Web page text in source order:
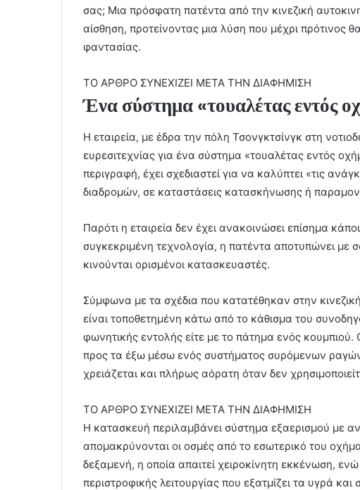
σας; Μια πρόσφατη πατέντα από την κινεζική
αίσθηση, προτείνοντας μια λύση που μέχρι πρότινος
φαντασίας.
ΤΟ ΑΡΘΡΟ ΣΥΝΕΧΙΖΕΙ ΜΕΤΑ ΤΗΝ ΔΙΑΦΗΜΙΣΗ
Ένα σύστημα «τουαλέτας εντός
Η εταιρεία, με έδρα την πόλη Τσονγκτσίνγκ στη
ευρεσιτεχνίας για ένα σύστημα «τουαλέτας εντός
περιγραφή, έχει σχεδιαστεί για να καλύπτει «τις
διαδρομών, σε καταστάσεις κατασκήνωσης ή
Παρότι η εταιρεία δεν έχει ανακοινώσει επίσημα
συγκεκριμένη τεχνολογία, η πατέντα αποτυπώνει με
κινούνται ορισμένοι κατασκευαστές.
Σύμφωνα με τα σχέδια που κατατέθηκαν στην
είναι τοποθετημένη κάτω από το κάθισμα του
φωνητικής εντολής είτε με το πάτημα ενός κουμπιού.
προς τα έξω μέσω ενός συστήματος συρόμενων
χρειάζεται και πλήρως αόρατη όταν δεν
ΤΟ ΑΡΘΡΟ ΣΥΝΕΧΙΖΕΙ ΜΕΤΑ ΤΗΝ ΔΙΑΦΗΜΙΣΗ
Η κατασκευή περιλαμβάνει σύστημα εξαερισμού με
απομακρύνονται οι οσμές από το εσωτερικό του
δεξαμενή, η οποία απαιτεί χειροκίνητη εκκένωση,
περιστροφικής λειτουργίας που εξατμίζει τα υγρά